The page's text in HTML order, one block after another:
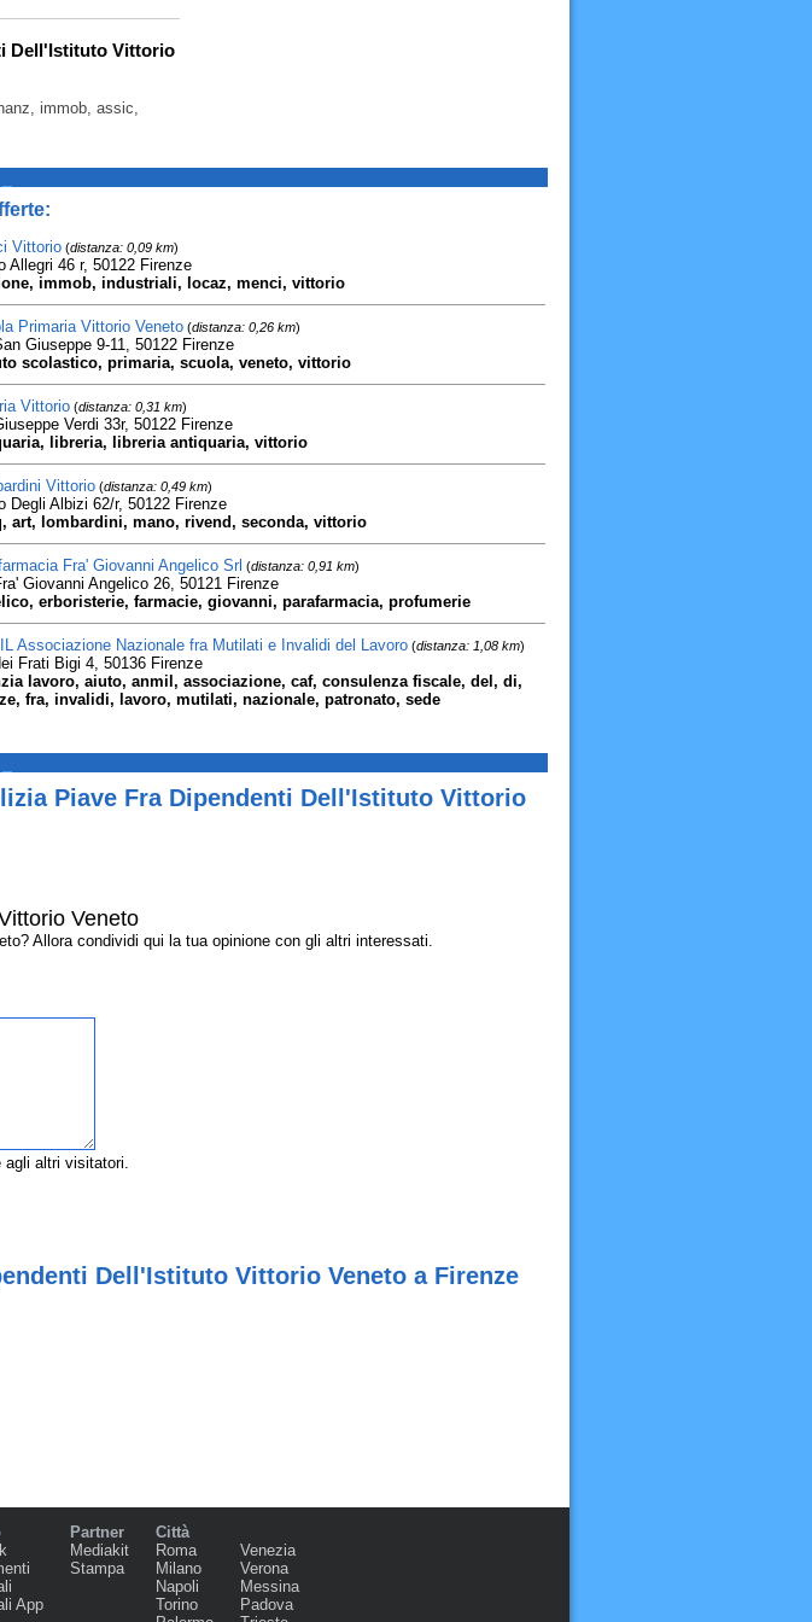
Dell'Istituto Vittorio
immob, assic,
Vittorio(distanza: 0,09 km)
Allegri 46 r, 50122 Firenze
immob, industriali, locaz, menci, vittorio
Primaria Vittorio Veneto(distanza: 0,26 km)
Giuseppe 9-11, 50122 Firenze
scolastico, primaria, scuola, veneto, vittorio
Vittorio(distanza: 0,31 km)
Verdi 33r, 50122 Firenze
libreria, libreria antiquaria, vittorio
Vittorio(distanza: 0,49 km)
Degli Albizi 62/r, 50122 Firenze
art, lombardini, mano, rivend, seconda, vittorio
Fra' Giovanni Angelico Srl (distanza: 0,91 km)
Giovanni Angelico 26, 50121 Firenze
erboristerie, farmacie, giovanni, parafarmacia, profumerie
Associazione Nazionale fra Mutilati e Invalidi del Lavoro(distanza: 1,08 km)
Frati Bigi 4, 50136 Firenze
lavoro, aiuto, anmil, associazione, caf, consulenza fiscale, del, di,
fra, invalidi, lavoro, mutilati, nazionale, patronato, sede
Piave Fra Dipendenti Dell'Istituto Vittorio
Veneto
Allora condividi qui la tua opinione con gli altri interessati.
agli altri visitatori.
Dell'Istituto Vittorio Veneto a Firenze
App
Partner
Mediakit
Stampa
Città
Roma
Milano
Napoli
Torino
Venezia
Verona
Messina
Padova